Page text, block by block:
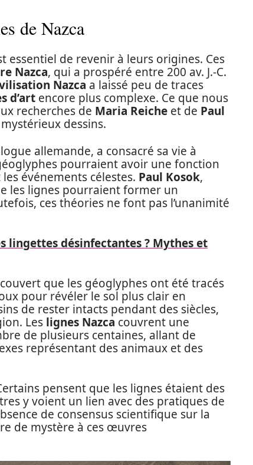
de Nazca
essentiel de revenir à leurs origines. Ces
Nazca, qui a prospéré entre 200 av. J.-C.
Nazca a laissé peu de traces
d’art encore plus complexe. Ce que nous
recherches de Maria Reiche et de Paul
dessins.
allemande, a consacré sa vie à
pourraient avoir une fonction
événements célestes. Paul Kosok,
les lignes pourraient former un
ces théories ne font pas l’unanimité
lingettes désinfectantes ? Mythes et
que les géoglyphes ont été tracés
pour révéler le sol plus clair en
de rester intacts pendant des siècles,
Les lignes Nazca couvrent une
de plusieurs centaines, allant de
représentant des animaux et des
pensent que les lignes étaient des
y voient un lien avec des pratiques de
de consensus scientifique sur la
de mystère à ces œuvres